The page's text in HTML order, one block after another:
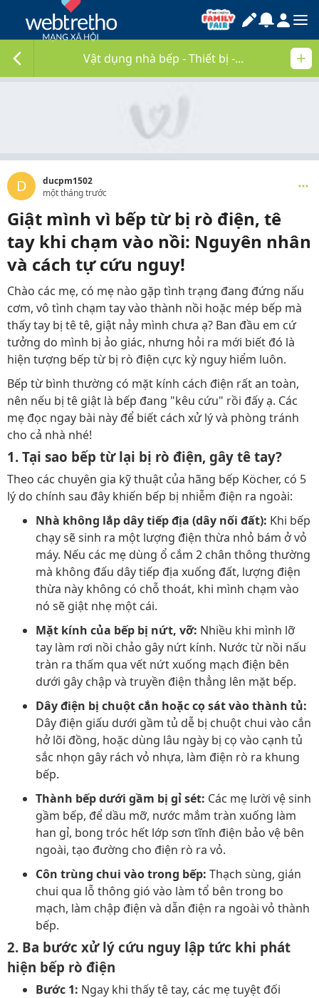
Vật dụng nhà bếp - Thiết bị -...
D
ducpm1502
một tháng trước
Giật mình vì bếp từ bị rò điện, tê
tay khi chạm vào nồi: Nguyên nhân
và cách tự cứu nguy!
Chào các mẹ, có mẹ nào gặp tình trạng đang đứng nấu
cơm, vô tình chạm tay vào thành nồi hoặc mép bếp mà
thấy tay bị tê tê, giật nảy mình chưa ạ? Ban đầu em cứ
tưởng do mình bị ảo giác, nhưng hỏi ra mới biết đó là
hiện tượng bếp từ bị rò điện cực kỳ nguy hiểm luôn.
Bếp từ bình thường có mặt kính cách điện rất an toàn,
nên nếu bị tê giật là bếp đang "kêu cứu" rồi đấy ạ. Các
mẹ đọc ngay bài này để biết cách xử lý và phòng tránh
cho cả nhà nhé!
1. Tại sao bếp từ lại bị rò điện, gây tê tay?
Theo các chuyên gia kỹ thuật của hãng bếp Köcher, có 5
lý do chính sau đây khiến bếp bị nhiễm điện ra ngoài:
Nhà không lắp dây tiếp địa (dây nối đất): Khi bếp
chạy sẽ sinh ra một lượng điện thừa nhỏ bám ở vỏ
máy. Nếu các mẹ dùng ổ cắm 2 chân thông thường
mà không đấu dây tiếp địa xuống đất, lượng điện
thừa này không có chỗ thoát, khi mình chạm vào
nó sẽ giật nhẹ một cái.
Mặt kính của bếp bị nứt, vỡ: Nhiều khi mình lỡ
tay làm rơi nồi chảo gây nứt kính. Nước từ nồi nấu
tràn ra thấm qua vết nứt xuống mạch điện bên
dưới gây chập và truyền điện thẳng lên mặt bếp.
Dây điện bị chuột cắn hoặc cọ sát vào thành tủ:
Dây điện giấu dưới gầm tủ dễ bị chuột chui vào cắn
hở lõi đồng, hoặc dùng lâu ngày bị cọ vào cạnh tủ
sắc nhọn gây rách vỏ nhựa, làm điện rò ra khung
bếp.
Thành bếp dưới gầm bị gỉ sét: Các mẹ lười vệ sinh
gầm bếp, để dầu mỡ, nước mắm tràn xuống làm
han gỉ, bong tróc hết lớp sơn tĩnh điện bảo vệ bên
ngoài, tạo đường cho điện rò ra vỏ.
Côn trùng chui vào trong bếp: Thạch sùng, gián
chui qua lỗ thông gió vào làm tổ bên trong bo
mạch, làm chập điện và dẫn điện ra ngoài vỏ thành
bếp.
2. Ba bước xử lý cứu nguy lập tức khi phát
hiện bếp rò điện
Bước 1: Ngay khi thấy tê tay, các mẹ tuyệt đối